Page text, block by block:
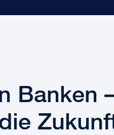
Banken